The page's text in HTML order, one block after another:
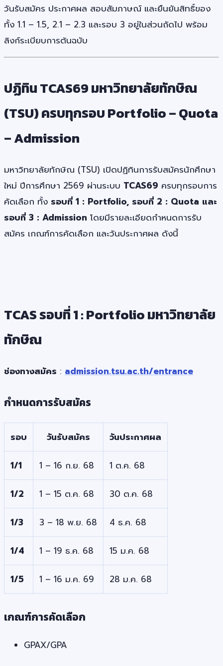
วันรับสมัคร ประกาศผล สอบสัมภาษณ์ และยืนยันสิทธิ์ของ
ทั้ง 1.1 – 1.5, 2.1 – 2.3 และรอบ 3 อยู่ในส่วนถัดไป พร้อม
ลิงก์ระเบียบการต้นฉบับ
ปฏิทิน TCAS69 มหาวิทยาลัยทักษิณ
(TSU) ครบทุกรอบ Portfolio – Quota
– Admission
มหาวิทยาลัยทักษิณ (TSU) เปิดปฏิทินการรับสมัครนักศึกษา
ใหม่ ปีการศึกษา 2569 ผ่านระบบ TCAS69 ครบทุกรอบการ
คัดเลือก ทั้ง รอบที่ 1 : Portfolio, รอบที่ 2 : Quota และ
รอบที่ 3 : Admission โดยมีรายละเอียดกำหนดการรับ
สมัคร เกณฑ์การคัดเลือก และวันประกาศผล ดังนี้
TCAS รอบที่ 1 : Portfolio มหาวิทยาลัย
ทักษิณ
ช่องทางสมัคร : admission.tsu.ac.th/entrance
กำหนดการรับสมัคร
รอบ วันรับสมัคร วันประกาศผล
1/1 1 – 16 ก.ย. 68 1 ต.ค. 68
1/2 1 – 15 ต.ค. 68 30 ต.ค. 68
1/3 3 – 18 พ.ย. 68 4 ธ.ค. 68
1/4 1 – 19 ธ.ค. 68 15 ม.ค. 68
1/5 1 – 16 ม.ค. 69 28 ม.ค. 68
เกณฑ์การคัดเลือก
GPAX/GPA